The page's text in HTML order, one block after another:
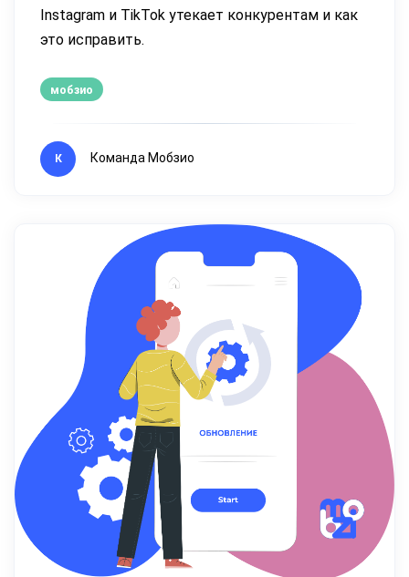
Instagram и TikTok утекает конкурентам и как
это исправить.
мобзио
К Команда Мобзио